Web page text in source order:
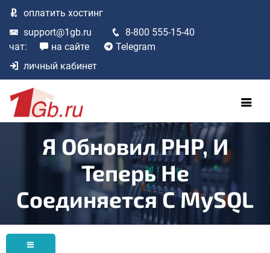
оплатить хостинг
support@1gb.ru
8-800 555-15-40
чат:
на сайте
Telegram
личный кабинет
Я Обновил PHP, И
Теперь Не
Соединяется С MySQL